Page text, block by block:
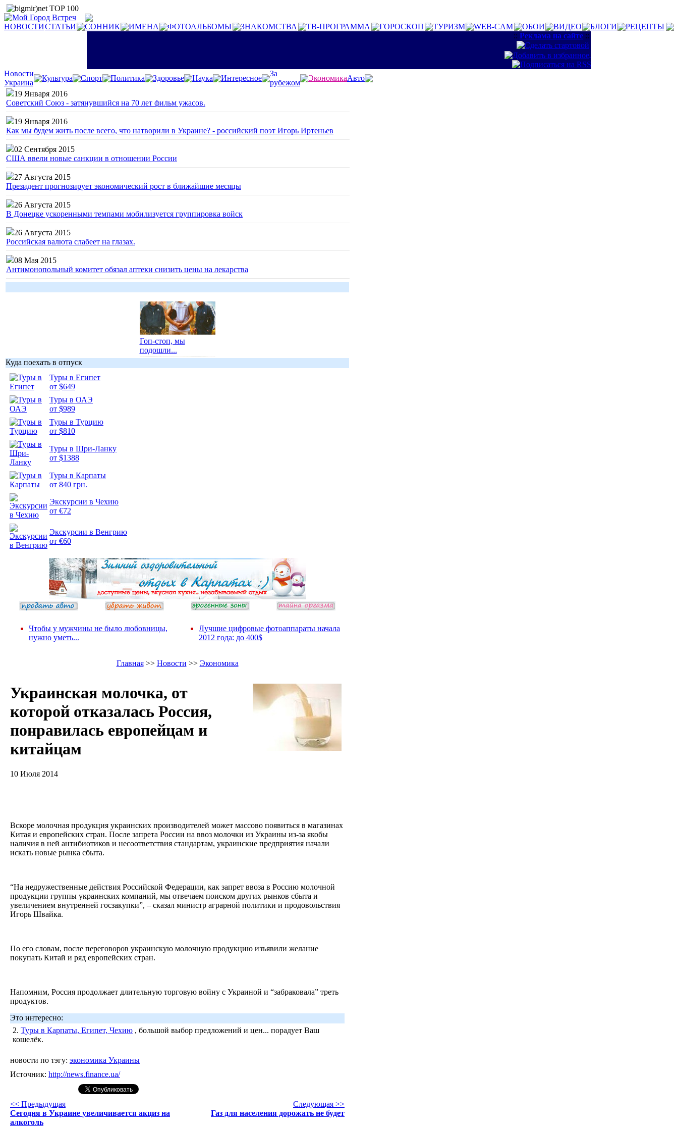
НОВОСТИСТАТЬИ СОННИК ИМЕНА ФОТОАЛЬБОМЫ ЗНАКОМСТВА ТВ-ПРОГРАММА ГОРОСКОП ТУРИЗМ WEB-CAM ОБОИ ВИДЕО БЛОГИ
РЕЦЕПТЫ
:: Реклама на сайте ::
Новости
Украина
Культура Спорт Политика Здоровье Наука Интересное
За
рубежом
ЭкономикаАвто
19 Января 2016
Советский Союз - затянувшийся на 70 лет фильм ужасов.
19 Января 2016
Как мы будем жить после всего, что натворили в Украине? - российский поэт Игорь Иртеньев
02 Сентября 2015
США ввели новые санкции в отношении России
27 Августа 2015
Президент прогнозирует экономический рост в ближайшие месяцы
26 Августа 2015
В Донецке ускоренными темпами мобилизуется группировка войск
26 Августа 2015
Российская валюта слабеет на глазах.
08 Мая 2015
Антимонопольный комитет обязал аптеки снизить цены на лекарства
Гоп-стоп, мы
подошли...
Куда поехать в отпуск
Туры в Египет
от $649
Туры в ОАЭ
от $989
Туры в Турцию
от $810
Туры в Шри-Ланку
от $1388
Туры в Карпаты
от 840 грн.
Экскурсии в Чехию
от €72
Экскурсии в Венгрию
от €60
Чтобы у мужчины не было любовницы,
нужно уметь...
Лучшие цифровые фотоаппараты начала
2012 года: до 400$
Главная>> Новости >> Экономика
Украинская молочка, от
которой отказалась Россия,
понравилась европейцам и
китайцам
10 Июля 2014
Вскоре молочная продукция украинских производителей может массово появиться в магазинах
Китая и европейских стран. После запрета России на ввоз молочки из Украины из-за якобы
наличия в ней антибиотиков и несоответствия стандартам, украинские предприятия начали
искать новые рынка сбыта.
“На недружественные действия Российской Федерации, как запрет ввоза в Россию молочной
продукции группы украинских компаний, мы отвечаем поиском других рынков сбыта и
увеличением внутренней госзакупки”, – сказал министр аграрной политики и продовольствия
Игорь Швайка.
По его словам, после переговоров украинскую молочную продукцию изъявили желание
покупать Китай и ряд европейских стран.
Напомним, Россия продолжает длительную торговую войну с Украиной и “забраковала” треть
продуктов.
Это интересно:
2. Туры в Карпаты, Египет, Чехию , большой выбор предложений и цен... порадует Ваш
кошелёк.
новости по тэгу: экономика Украины
Источник: http://news.finance.ua/
<< Предыдущая
Сегодня в Украине увеличивается акциз на
алкоголь
Следующая >>
Газ для населения дорожать не будет